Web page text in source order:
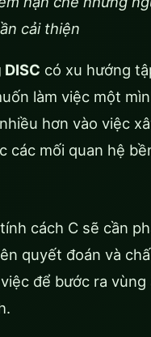
cải thiện
có xu hướng
làm việc một
hơn vào việc
các mối quan hệ
cách C sẽ cần
quyết đoán và
để bước ra vùng